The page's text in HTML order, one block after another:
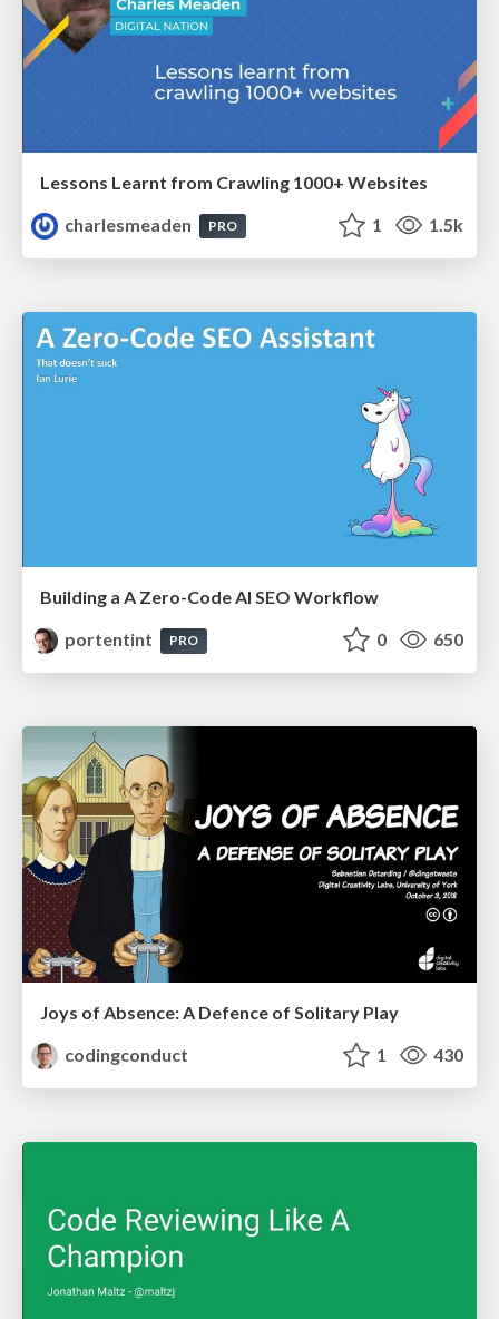
Lessons Learnt from Crawling 1000+ Websites
charlesmeaden
PRO 1 1.5k
Building a A Zero-Code AI SEO Workflow
portentint
PRO 0 650
Joys of Absence: A Defence of Solitary Play
codingconduct
1 430